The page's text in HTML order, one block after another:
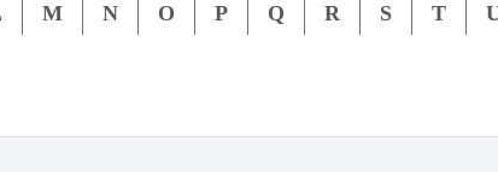
M N O P Q R S T